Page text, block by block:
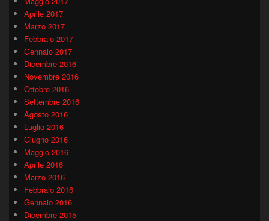
Aprile 2017
Marzo 2017
Febbraio 2017
Gennaio 2017
Dicembre 2016
Novembre 2016
Ottobre 2016
Settembre 2016
Agosto 2016
Luglio 2016
Giugno 2016
Maggio 2016
Aprile 2016
Marzo 2016
Febbraio 2016
Gennaio 2016
Dicembre 2015